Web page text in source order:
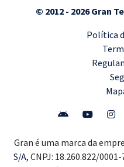
© 2012 - 2026 Gran
Política
Gran é uma marca da
S/A, CNPJ: 18.260.822/